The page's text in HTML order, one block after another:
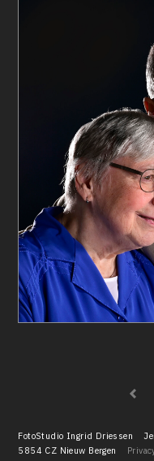
FotoStudio Ingrid Driessen
5854 CZ Nieuw Bergen